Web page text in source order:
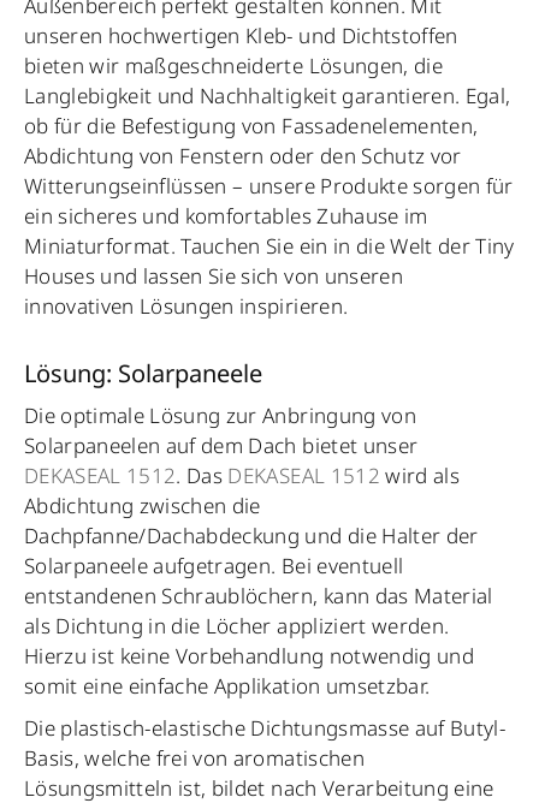
unseren hochwertigen Kleb- und Dichtstoffen
bieten wir maßgeschneiderte Lösungen, die
Langlebigkeit und Nachhaltigkeit garantieren. Egal,
ob für die Befestigung von Fassadenelementen,
Abdichtung von Fenstern oder den Schutz vor
Witterungseinflüssen – unsere Produkte sorgen für
ein sicheres und komfortables Zuhause im
Miniaturformat. Tauchen Sie ein in die Welt der Tiny
Houses und lassen Sie sich von unseren
innovativen Lösungen inspirieren.
Lösung: Solarpaneele
Die optimale Lösung zur Anbringung von
Solarpaneelen auf dem Dach bietet unser
DEKASEAL 1512. Das DEKASEAL 1512 wird als
Abdichtung zwischen die
Dachpfanne/Dachabdeckung und die Halter der
Solarpaneele aufgetragen. Bei eventuell
entstandenen Schraublöchern, kann das Material
als Dichtung in die Löcher appliziert werden.
Hierzu ist keine Vorbehandlung notwendig und
somit eine einfache Applikation umsetzbar.
Die plastisch-elastische Dichtungsmasse auf Butyl-
Basis, welche frei von aromatischen
Lösungsmitteln ist, bildet nach Verarbeitung eine